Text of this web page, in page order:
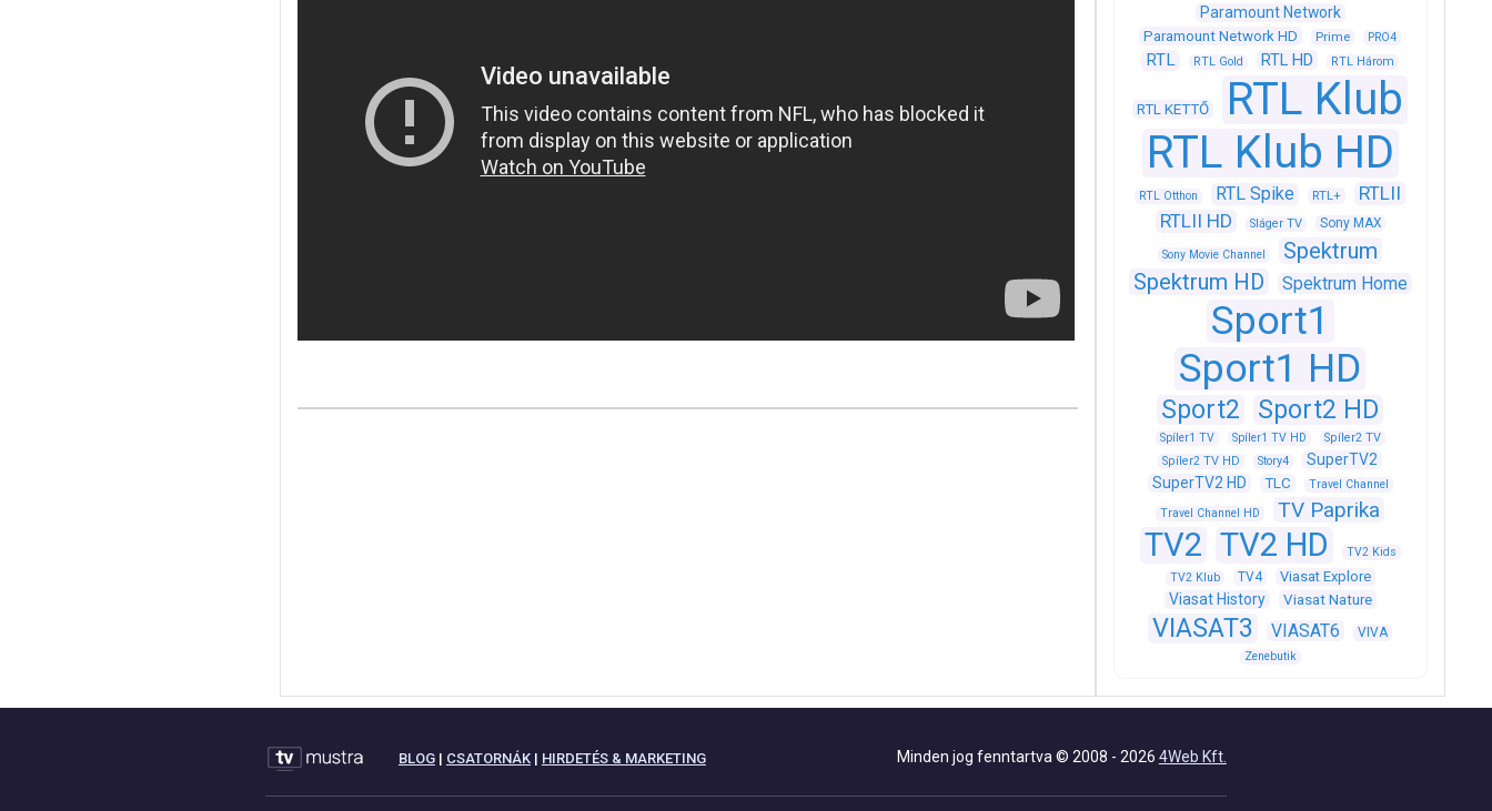
Paramount Network
Paramount Network HD Prime PRO4
RTL RTL Gold RTL HD RTL Három
RTL KETTŐ
RTL Klub
RTL Klub HD
RTL Otthon RTL Spike RTL+
RTLII
RTLII HD
Sláger TV Sony MAX
Sony Movie Channel
Spektrum
Spektrum HD
Spektrum Home
Sport1
Sport1 HD
Sport2 Sport2 HD
Spíler1 TV Spíler1 TV HD
Spíler2 TV
Spíler2 TV HD
Story4
SuperTV2
SuperTV2 HD
TLC
Travel Channel
Travel Channel HD
TV Paprika
TV2 TV2 HD
TV2 Kids
TV2 Klub
TV4 Viasat Explore
Viasat History Viasat Nature
VIASAT3 VIASAT6 VIVA
Zenebutik
BLOG| CSATORNÁK| HIRDETÉS & MARKETING Minden jog fenntartva © 2008 - 2026 4Web Kft.